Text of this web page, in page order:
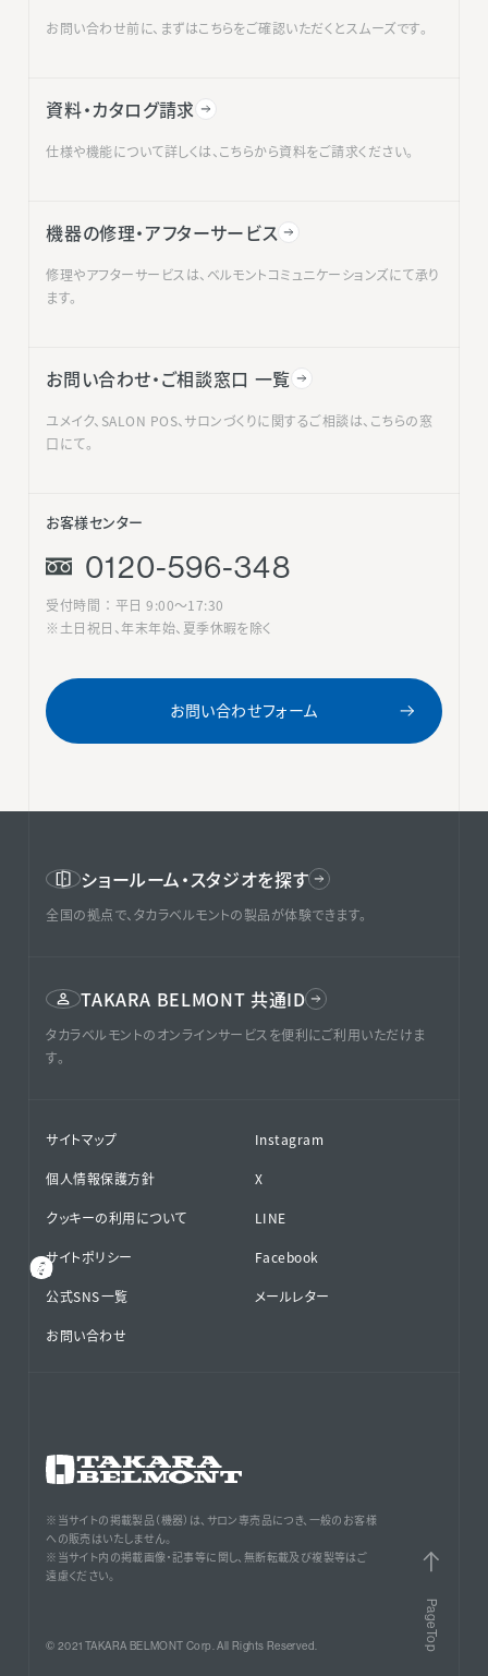
お問い合わせ前に、まずはこちらをご確認いただくとスムーズです。
資料・カタログ請求
仕様や機能について詳しくは、こちらから資料をご請求ください。
機器の修理・アフターサービス
修理やアフターサービスは、ベルモントコミュニケーションズにて承り
ます。
お問い合わせ・ご相談窓口 一覧
ユメイク、SALON POS、サロンづくりに関するご相談は、こちらの窓
口にて。
お客様センター
0120-596-348
受付時間 ： 平日 9:00〜17:30
※土日祝日、年末年始、夏季休暇を除く
お問い合わせフォーム
ショールーム・スタジオを探す
全国の拠点で、タカラベルモントの製品が体験できます。
TAKARA BELMONT 共通ID
タカラベルモントのオンラインサービスを便利にご利用いただけま
す。
サイトマップ
個人情報保護方針
クッキーの利用について
サイトポリシー
公式SNS⁨⁩一覧
お問い合わせ
Instagram
X
LINE
Facebook
メールレター
※当サイトの掲載製品（機器）は、サロン専売品につき、一般のお客様
への販売はいたしません。
※当サイト内の掲載画像・記事等に関し、無断転載及び複製等はご
遠慮ください。
© 2021 TAKARA BELMONT Corp. All Rights Reserved. PageTop